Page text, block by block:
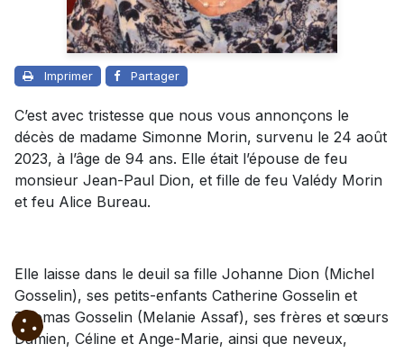
Imprimer Partager
C’est avec tristesse que nous vous annonçons le
décès de madame Simonne Morin, survenu le 24 août
2023, à l’âge de 94 ans. Elle était l’épouse de feu
monsieur Jean-Paul Dion, et fille de feu Valédy Morin
et feu Alice Bureau.
Elle laisse dans le deuil sa fille Johanne Dion (Michel
Gosselin), ses petits-enfants Catherine Gosselin et
Thomas Gosselin (Melanie Assaf), ses frères et sœurs
Damien, Céline et Ange-Marie, ainsi que neveux,